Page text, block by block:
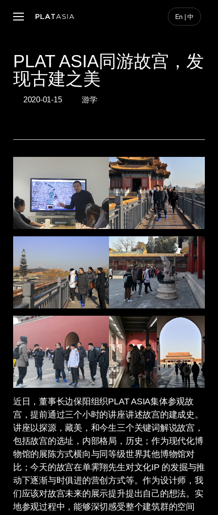
Menu En | 中
PLAT ASIA同游故宫，发
现古建之美
2020-01-15 游学
近日，董事长边保阳组织PLAT ASIA集体参观故
宫，提前通过三个小时的讲座讲述故宫的建成史。
讲座以探源，藏美，和今生三个关键词解说故宫，
包括故宫的选址，内部格局，历史；作为现代化博
物馆的展陈方式横向与同等级世界其他博物馆对
比；今天的故宫在单霁翔先生对文化IP 的发掘与推
动下逐渐与时俱进的营创方式等。作为设计师，我
们应该对故宫未来的展示提升提出自己的想法。实
地参观过程中，能够深切感受整个建筑群的空间